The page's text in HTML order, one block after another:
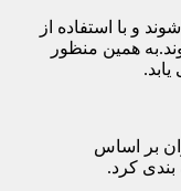
و با استفاده از
همین منظور
بر اساس
کرد.